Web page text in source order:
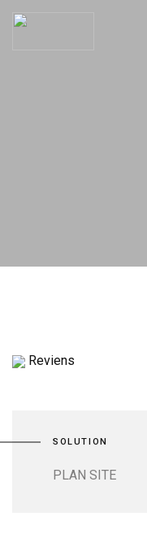
Reviens
SOLUTION
PLAN SITE